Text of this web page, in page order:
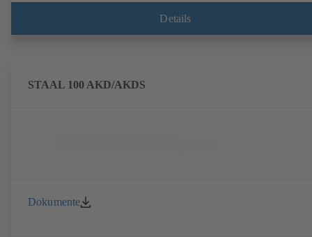
Details
STAAL 100 AKD/AKDS
Dokumente